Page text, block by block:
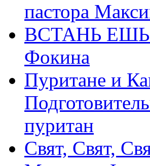
пастора
ВСТАНЬ ЕШЬ
Фокина
Пуритане и
пуритан
Свят, Свят,